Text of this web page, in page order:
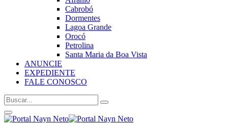
Cabrobó
Dormentes
Lagoa Grande
Orocó
Petrolina
Santa Maria da Boa Vista
ANUNCIE
EXPEDIENTE
FALE CONOSCO